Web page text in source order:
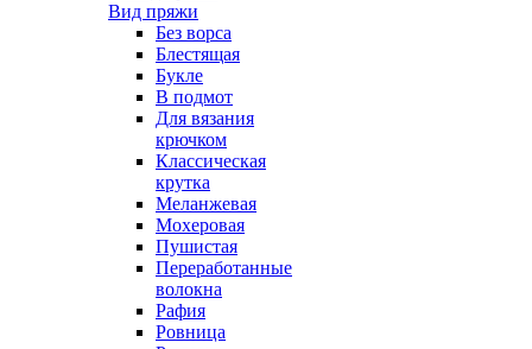
Вид пряжи
Без ворса
Блестящая
Букле
В подмот
Для вязания
крючком
Классическая
крутка
Меланжевая
Мохеровая
Пушистая
Переработанные
волокна
Рафия
Ровница